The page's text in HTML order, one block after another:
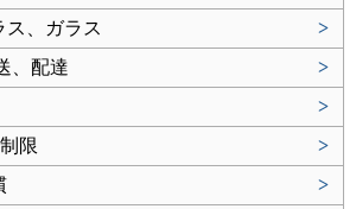
ス、ガラス
>
、配達
>
>
限
>
>